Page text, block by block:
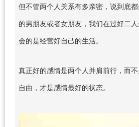
但不管两个人关系有多亲密，说到底
的男朋友或者女朋友，我们在过好二
会的是经营好自己的生活。
真正好的感情是两个人并肩前行，而
自由，才是感情最好的状态。